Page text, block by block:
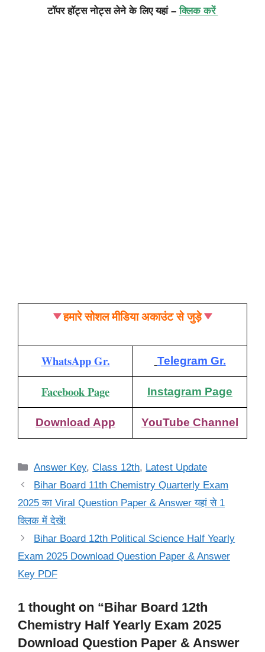
टॉपर हॉट्स नोट्स लेने के लिए यहां –क्लिक करें
हमारे सोशल मीडिया अकाउंट से जुड़े
WhatsApp Gr. Telegram Gr.
Facebook Page Instagram Page
Download App YouTube Channel
Categories
Answer Key,Class 12th, Latest Update
Bihar Board 11th Chemistry Quarterly Exam
2025 का Viral Question Paper & Answer यहां से 1
क्लिक में देखें!
Bihar Board 12th Political Science Half Yearly
Exam 2025 Download Question Paper & Answer
Key PDF
1 thought on “Bihar Board 12th
Chemistry Half Yearly Exam 2025
Download Question Paper & Answer